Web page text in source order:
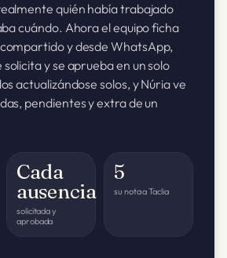
quién había trabajado
cuándo. Ahora el equipo ficha
y desde WhatsApp,
y se aprueba en un solo
actualizándose solos, y Núria ve
pendientes y extra de un
Cada
ausencia
solicitada y
aprobada
5
su nota a Taclia